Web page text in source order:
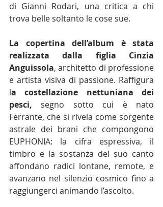
di Gianni Rodari, una critica a chi
trova belle soltanto le cose sue.
La copertina dell’album è stata
realizzata dalla figlia Cinzia
Anguissola, architetto di professione
e artista visiva di passione. Raffigura
la costellazione nettuniana dei
pesci, segno sotto cui è nato
Ferrante, che si rivela come sorgente
astrale dei brani che compongono
EUPHONIA: la cifra espressiva, il
timbro e la sostanza del suo canto
affondano radici lontane, remote, e
avanzano nel silenzio cosmico fino a
raggiungerci animando l’ascolto.